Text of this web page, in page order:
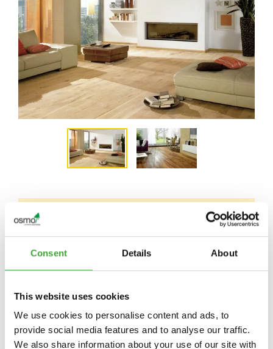
Consent Details About
This website uses cookies
We use cookies to personalise content and ads, to
provide social media features and to analyse our traffic.
We also share information about your use of our site with
POUR OBTENIR DES INFORMATIONS
SPÉCIFIQUES À CHAQUE PAYS, VEUILLEZ
CONTACTER LE GROSSISTE OU LE
https://www.osmo.fr
info-export@osmo.de